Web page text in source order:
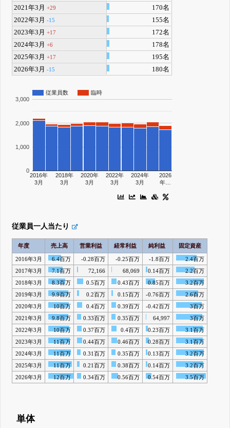
2021年3月+29
170名
2022年3月-15
155名
2023年3月+17
172名
2024年3月+6
178名
2025年3月+17
195名
2026年3月-15 180名
従業員数 臨時
2016年
3月
2018年
3月
2020年
3月
2022年
3月
2024年
3月
2026
年…
0
1,000
2,000
3,000
従業員一人当たり
年度 売上高 営業利益 経常利益 純利益 固定資産
2016年3月 6.4百万 -0.28百万 -0.25百万 -1.8百万
2.4百万
2017年3月
7.1百万 72,166 68,069 0.14百万
2.2百万
2018年3月
8.3百万 0.5百万 0.43百万 0.85百万
3.2百万
2019年3月
9.9百万 0.2百万 0.15百万 -0.76百万
2.6百万
2020年3月
10百万 0.4百万 0.39百万 -0.42百万
3百万
2021年3月
9.8百万 0.33百万 0.35百万 64,997
3百万
2022年3月
10百万 0.37百万 0.4百万 0.23百万
3.1百万
2023年3月
11百万 0.44百万 0.46百万 0.28百万
3.1百万
2024年3月
11百万 0.31百万 0.35百万 0.13百万
3.2百万
2025年3月
11百万 0.21百万 0.38百万 0.14百万
3.2百万
2026年3月
12百万 0.34百万 0.56百万 0.54百万 3.5百万
単体